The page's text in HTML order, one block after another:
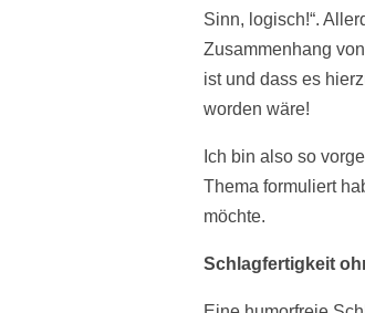
Sinn, logisch!“.
Zusammenhang
ist und dass es
worden wäre!
Ich bin also so
Thema formuliert
möchte.
Schlagfertigkeit